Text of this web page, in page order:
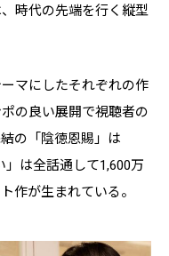
時代の先端を行く縦型
マにしたそれぞれの作
の良い展開で視聴者の
の「陰徳恩賜」は
は全話通して1,600万
作が生まれている。